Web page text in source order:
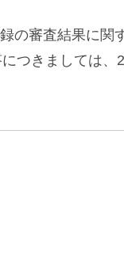
の審査結果に関
つきましては、